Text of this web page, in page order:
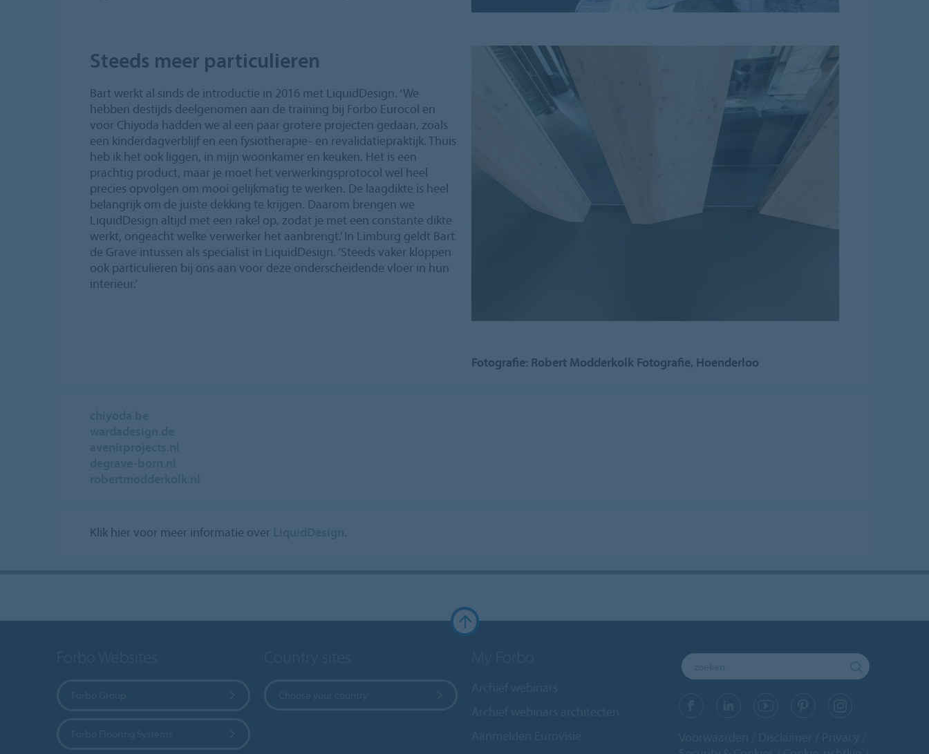
Steeds meer particulieren
Bart werkt al sinds de introductie in 2016 met LiquidDesign. ‘We
hebben destijds deelgenomen aan de training bij Forbo Eurocol en
voor Chiyoda hadden we al een paar grotere projecten gedaan, zoals
een kinderdagverblijf en een fysiotherapie- en revalidatiepraktijk. Thuis
heb ik het ook liggen, in mijn woonkamer en keuken. Het is een
prachtig product, maar je moet het verwerkingsprotocol wel heel
precies opvolgen om mooi gelijkmatig te werken. De laagdikte is heel
belangrijk om de juiste dekking te krijgen. Daarom brengen we
LiquidDesign altijd met een rakel op, zodat je met een constante dikte
werkt, ongeacht welke verwerker het aanbrengt.’ In Limburg geldt Bart
de Grave intussen als specialist in LiquidDesign. ‘Steeds vaker kloppen
ook particulieren bij ons aan voor deze onderscheidende vloer in hun
interieur.’
Fotografie: Robert Modderkolk Fotografie, Hoenderloo
Klik hier voor meer informatie over .